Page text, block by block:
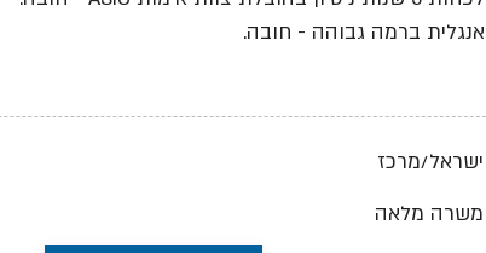
אנגלית ברמה גבוהה - חובה.
ישראל/מרכז
משרה מלאה